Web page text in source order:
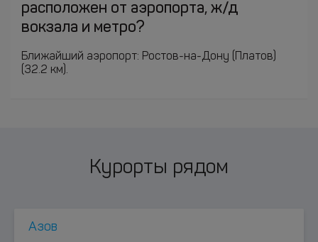
расположен от аэропорта, ж/д
вокзала и метро?
Ближайший аэропорт: Ростов-на-Дону (Платов)
(32.2 км).
Курорты рядом
Азов